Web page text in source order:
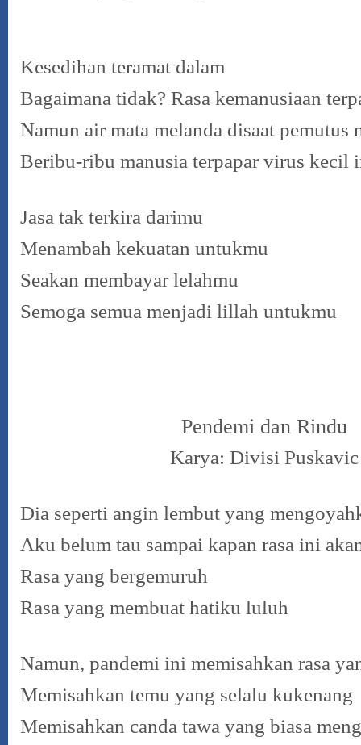
Kesedihan teramat dalam
Bagaimana tidak? Rasa kemanusiaan
Namun air mata melanda disaat pemutus
Beribu-ribu manusia terpapar virus kecil
Jasa tak terkira darimu
Menambah kekuatan untukmu
Seakan membayar lelahmu
Semoga semua menjadi lillah untukmu
Pendemi dan Rindu
Karya: Divisi Puskavic
Dia seperti angin lembut yang
Aku belum tau sampai kapan rasa ini
Rasa yang bergemuruh
Rasa yang membuat hatiku luluh
Namun, pandemi ini memisahkan rasa
Memisahkan temu yang selalu kukenang
Memisahkan canda tawa yang biasa